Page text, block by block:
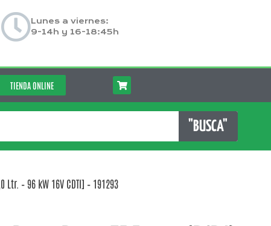
Lunes a viernes:
9-14h y 16-18:45h
TIENDA ONLINE
"BUSCA"
– 96 kW 16V CDTI] – 191293